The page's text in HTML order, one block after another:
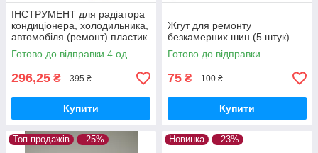
ІНСТРУМЕНТ для радіатора
кондиціонера, холодильника,
автомобіля (ремонт) пластик
Готово до відправки 4 од.
296,25 ₴ 395 ₴
Купити
Жгут для ремонту
безкамерних шин (5 штук)
Готово до відправки
75 ₴ 100 ₴
Купити
Топ продажів –25% Новинка –23%